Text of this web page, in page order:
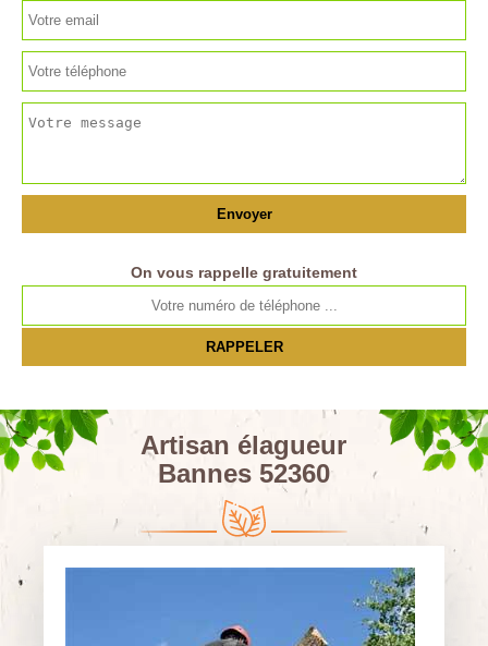
On vous rappelle gratuitement
Artisan élagueur
Bannes 52360